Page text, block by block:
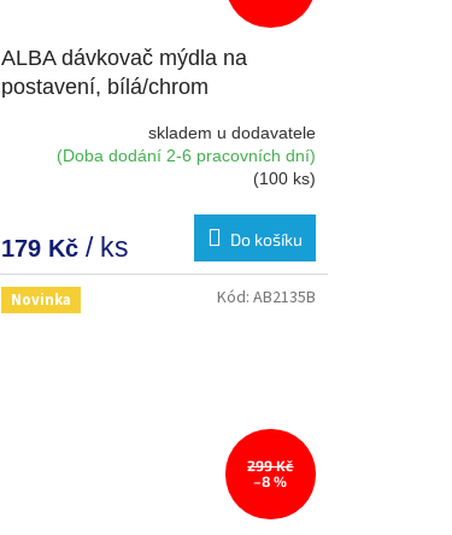
ALBA dávkovač mýdla na
postavení, bílá/chrom
skladem u dodavatele
(Doba dodání 2-6 pracovních dní)
(100 ks)
179 Kč / ks Do košíku
Novinka
299 Kč
–8 %
Kód: AB2135B